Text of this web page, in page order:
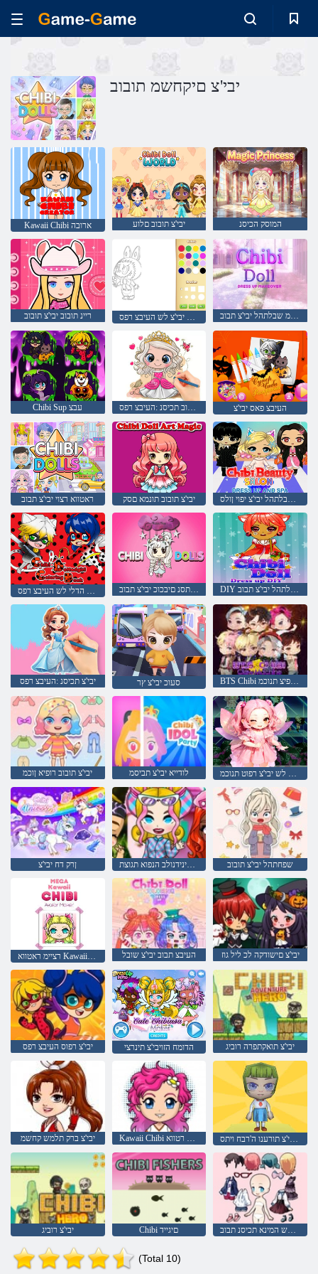
יבי'צ םיקחשמ תובוב
Kawaii Chibi ארובה יבי'צ תובוב םלוע המוסק הכיסנ
ריינ תובוב יבי'צ תובוב ךפהמ שבלתהל יבי'צ תבוב
Chibi Sup עבצ יבי'צ תבוב תכיסנ :העיבצ רפס העיבצ פאס יבי'צ
ראטווא רצוי יבי'צ תבוב יבי'צ תובוב תונמא םסק אפסו שבלתהל יבי'צ יפוי ןולס
םירתסנ םיבכוכ יבי'צ תבוב DIY שבלתהל יבי'צ תבוב
יבי'צ תכיסנ :העיבצ רפס סעוכ יבי'צ ץר BTS Chibi ינרופיצ תנוכמ
יבי'צ תובוב רופיא ןוכמ לודייא יבי'צ תביסמ רוחש לש יבי'צ רפוט תנוכמ
ןרק דח יבי'צ יבי'צ תינידנולב הנפוא תגוצת שפחתהל יבי'צ תובוב
העיבצ תבוב יבי'צ שובל יבי'צ םישודקה לכ ליל גוז
יבי'צ רפוס העיבצ רפס הדומח הזויבי'צ תינרצי יבי'צ תואקתפרה רוביג
יבי'צ ברק תלמש קחשמ Kawaii Chibi רטווא Maker קחשמ הבורמ ןואדקונ ץורמ יבי'צ תורענו ה'רבח ויתס
יבי'צ רוביג Chibi םיגייד
(Total 10)